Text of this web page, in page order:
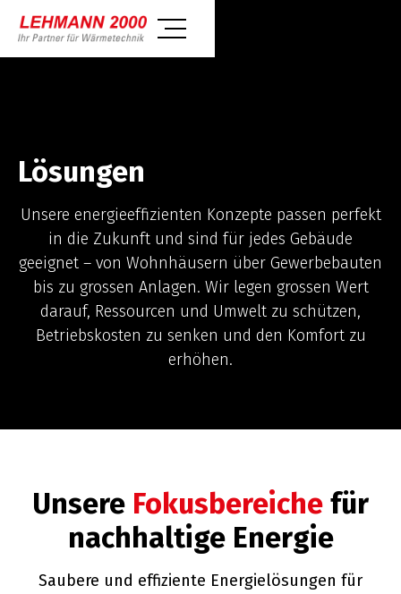
Lösungen
Unsere energieeffizienten Konzepte passen perfekt
in die Zukunft und sind für jedes Gebäude
geeignet – von Wohnhäusern über Gewerbebauten
bis zu grossen Anlagen. Wir legen grossen Wert
darauf, Ressourcen und Umwelt zu schützen,
Betriebskosten zu senken und den Komfort zu
erhöhen.
Unsere Fokusbereiche für
nachhaltige Energie
Saubere und effiziente Energielösungen für